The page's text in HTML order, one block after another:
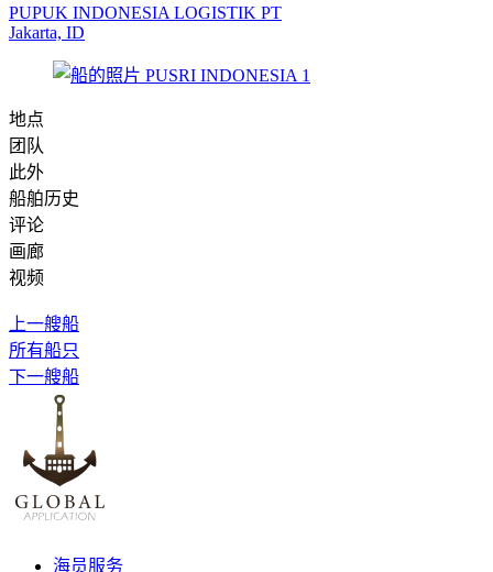
PUPUK INDONESIA LOGISTIK PT
Jakarta, ID
地点
团队
此外
船舶历史
评论
画廊
视频
上一艘船
所有船只
下一艘船
海员服务